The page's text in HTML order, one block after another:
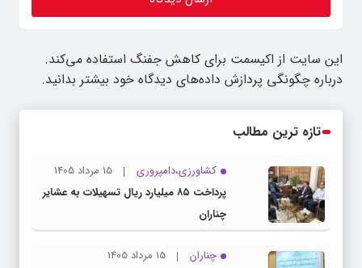
این سایت از اکیسمت برای کاهش جفنگ استفاده می‌کند.
درباره چگونگی پردازش داده‌های دیدگاه خود بیشتر بدانید.
تازه ترین مطالب
کشاورزی،دامپروری
15 مرداد 1405
پرداخت ۸۵ میلیارد ریال تسهیلات به عشایر
چناران
چناران
15 مرداد 1405